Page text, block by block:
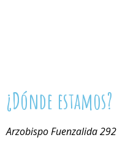
¿Dónde estamos?
Arzobispo Fuenzalida